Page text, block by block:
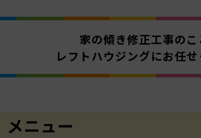
家の傾き修正工事のこ
レフトハウジングにお任せ
メニュー